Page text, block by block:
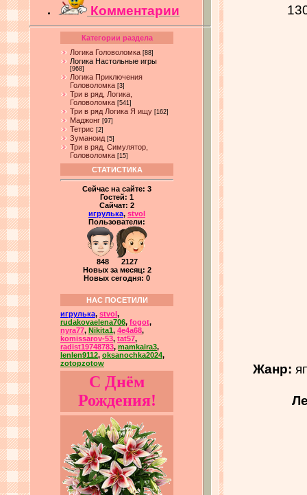
Комментарии
Категории раздела
Логика Головоломка [88]
Логика Настольные игры
[968]
Логика Приключения
Головоломка [3]
Три в ряд, Логика,
Головоломка [541]
Три в ряд Логика Я ищу [162]
Маджонг [97]
Тетрис [2]
Зуманоид [5]
Три в ряд, Симулятор,
Головоломка [15]
СТАТИСТИКА
Сейчас на сайте: 3
Гостей: 1
Сайчат: 2
игрулька, stvol
Пользователи:
848 2127
Новых за месяц: 2
Новых сегодня: 0
НАС ПОСЕТИЛИ
игрулька, stvol ,
rudakovaelena706, fogot,
nyra77, Nikita1, 4e4a68,
komissarov-53, tat57,
radist19748783, mamkaira3,
lenlen9112, oksanochka2024,
zotopzotow
С Днём
Рождения!
Жанр: